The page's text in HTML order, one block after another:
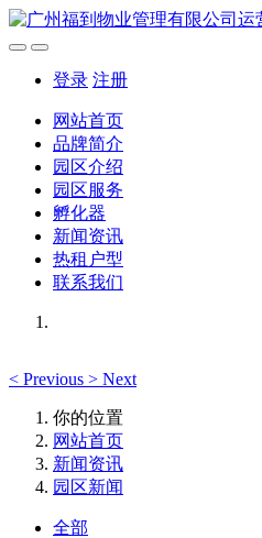
登录 注册
网站首页
品牌简介
园区介绍
园区服务
孵化器
新闻资讯
热租户型
联系我们
< Previous > Next
你的位置
网站首页
新闻资讯
园区新闻
全部